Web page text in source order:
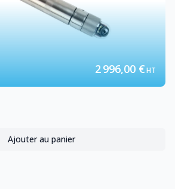
2 996,00 €HT
Ajouter au panier
,Tête de caméra